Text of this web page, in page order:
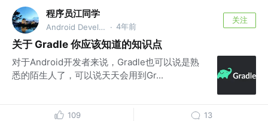
程序员江同学
Android Developer · 4年前
关注
关于 Gradle 你应该知道的知识点
对于Android开发者来说，Gradle也可以说是熟
悉的陌生人了，可以说天天会用到Gr...
109 13